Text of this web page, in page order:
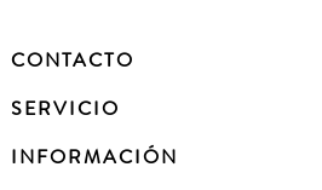
CONTACTO
SERVICIO
INFORMACIÓN